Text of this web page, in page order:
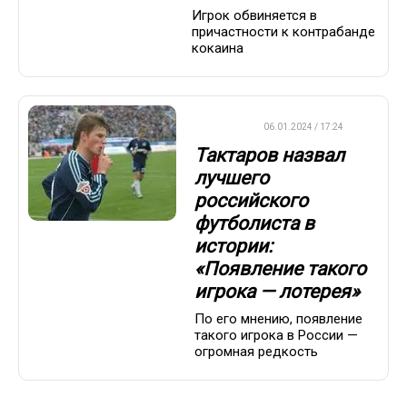
Игрок обвиняется в
причастности к контрабанде
кокаина
06.01.2024 / 17:24
Тактаров назвал
лучшего
российского
футболиста в
истории:
«Появление такого
игрока — лотерея»
По его мнению, появление
такого игрока в России —
огромная редкость